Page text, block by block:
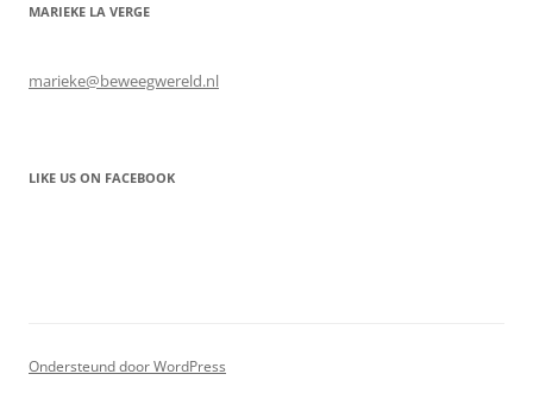
MARIEKE LA VERGE
marieke@beweegwereld.nl
LIKE US ON FACEBOOK
Ondersteund door WordPress